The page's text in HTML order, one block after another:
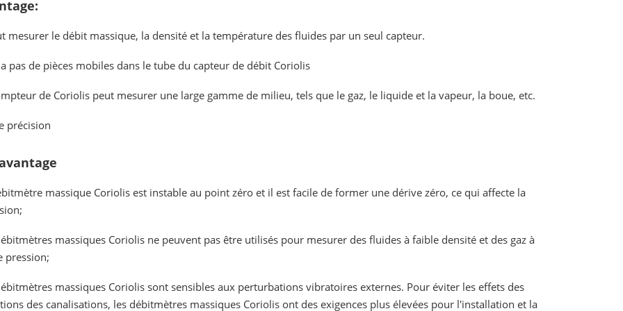
mesurer le débit massique, la densité et la température des fluides par un seul capteur.
pas de pièces mobiles dans le tube du capteur de débit Coriolis
de Coriolis peut mesurer une large gamme de milieu, tels que le gaz, le liquide et la vapeur, la boue, etc.
précision
massique Coriolis est instable au point zéro et il est facile de former une dérive zéro, ce qui affecte la
massiques Coriolis ne peuvent pas être utilisés pour mesurer des fluides à faible densité et des gaz à
pression;
massiques Coriolis sont sensibles aux perturbations vibratoires externes. Pour éviter les effets des
des canalisations, les débitmètres massiques Coriolis ont des exigences plus élevées pour l'installation et la